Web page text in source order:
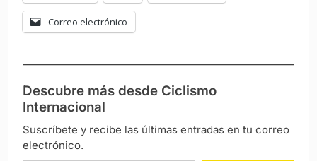
Correo electrónico
Descubre más desde Ciclismo
Internacional
Suscríbete y recibe las últimas entradas en tu correo
electrónico.